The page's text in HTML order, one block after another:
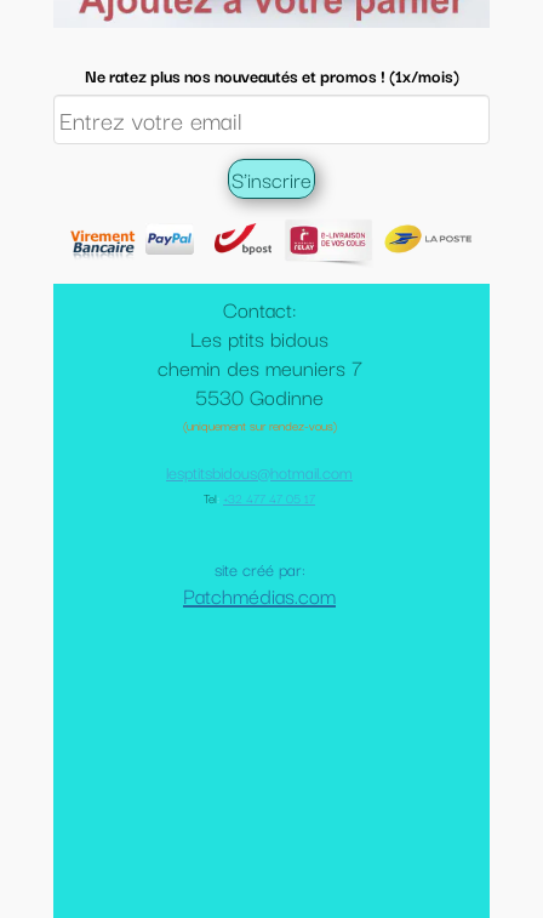
Contact:
Les ptits bidous
chemin des meuniers 7
5530 Godinne
(uniquement sur rendez-vous)
lesptitsbidous@hotmail.com
Tel: +32 477 47 05 17
site créé par:
Patchmédias.com
Ne ratez plus nos nouveautés et promos ! (1x/mois)